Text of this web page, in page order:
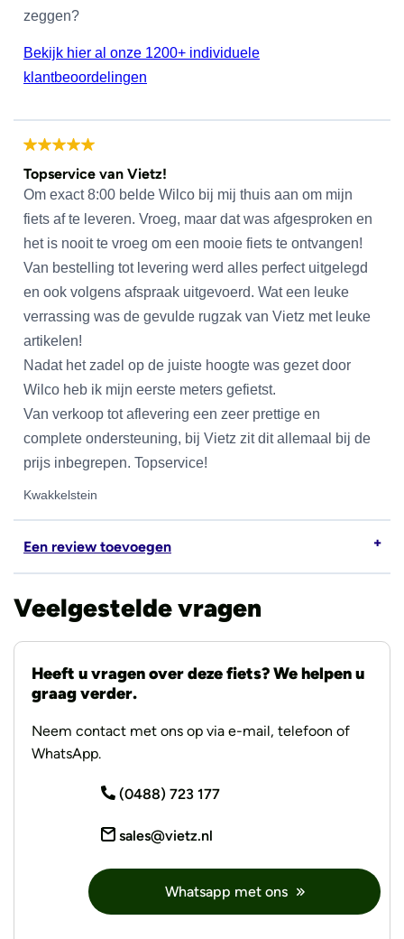
zeggen?
Bekijk hier al onze 1200+ individuele
klantbeoordelingen
Topservice van Vietz!
Om exact 8:00 belde Wilco bij mij thuis aan om mijn
fiets af te leveren. Vroeg, maar dat was afgesproken en
het is nooit te vroeg om een mooie fiets te ontvangen!
Van bestelling tot levering werd alles perfect uitgelegd
en ook volgens afspraak uitgevoerd. Wat een leuke
verrassing was de gevulde rugzak van Vietz met leuke
artikelen!
Nadat het zadel op de juiste hoogte was gezet door
Wilco heb ik mijn eerste meters gefietst.
Van verkoop tot aflevering een zeer prettige en
complete ondersteuning, bij Vietz zit dit allemaal bij de
prijs inbegrepen. Topservice!
Kwakkelstein
Een review toevoegen
Veelgestelde vragen
Heeft u vragen over deze fiets? We helpen u
graag verder.
Neem contact met ons op via e-mail, telefoon of
WhatsApp.
(0488) 723 177
sales@vietz.nl
Whatsapp met ons